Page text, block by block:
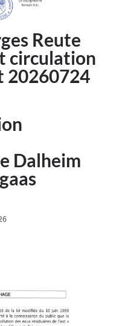
Reute
circulation
20260724
Dalheim